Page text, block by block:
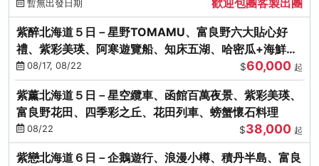
牛八大螃蟹吃到飽
暫無出發日期 歡迎包團客製出團
紫醉北海道５日－星野TOMAMU、富良野六大貼心好
禮、紫彩美瑛、阿寒遊覽船、知床五湖、哈密瓜+海鮮和
牛螃蟹吃到飽
08/17, 08/22 $60,000 起
紫薰北海道５日－星空纜車、函館百萬夜景、紫彩美瑛、
富良野花田、四季彩之丘、花田列車、螃蟹懷石料理
08/22 $38,000 起
紫戀北海道６日－企鵝遊行、浪漫小樽、積丹半島、富良